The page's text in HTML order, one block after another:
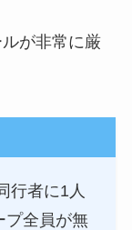
が非常に厳
行者に1人
プ全員が無